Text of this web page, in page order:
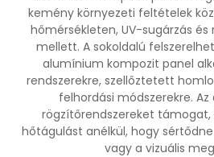
kemény környezeti feltételek
hőmérsékleten, UV-sugárzás és
mellett. A sokoldalú
alumínium kompozit panel
rendszerekre, szellőztetett
felhordási módszerekre.
rögzítőrendszereket támogat,
hőtágulást anélkül, hogy
vagy a vizuális